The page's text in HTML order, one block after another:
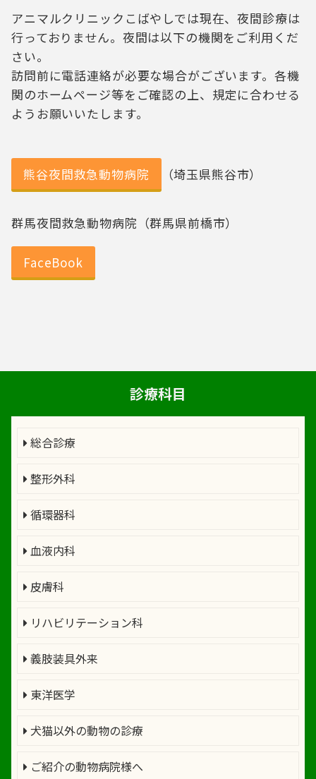
アニマルクリニックこばやしでは現在、夜間診療は
行っておりません。夜間は以下の機関をご利用くだ
さい。
訪問前に電話連絡が必要な場合がございます。各機
関のホームページ等をご確認の上、規定に合わせる
ようお願いいたします。
熊谷夜間救急動物病院 （埼玉県熊谷市）
群馬夜間救急動物病院（群馬県前橋市）
FaceBook
診療科目
総合診療
整形外科
循環器科
血液内科
皮膚科
リハビリテーション科
義肢装具外来
東洋医学
犬猫以外の動物の診療
ご紹介の動物病院様へ